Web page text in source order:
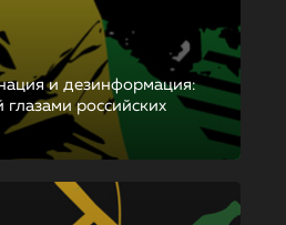
и дезинформация:
российских